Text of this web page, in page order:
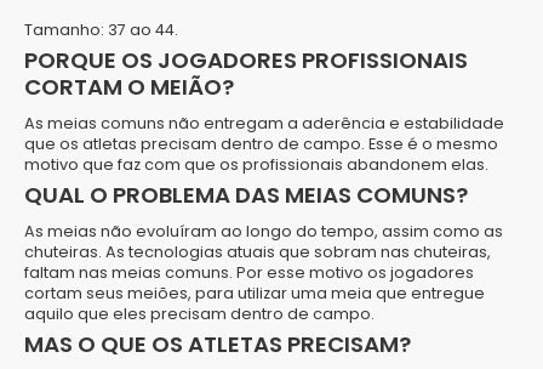
Tamanho: 37 ao 44.
PORQUE OS JOGADORES PROFISSIONAIS
CORTAM O MEIÃO?
As meias comuns não entregam a aderência e estabilidade
que os atletas precisam dentro de campo. Esse é o mesmo
motivo que faz com que os profissionais abandonem elas.
QUAL O PROBLEMA DAS MEIAS COMUNS?
As meias não evoluíram ao longo do tempo, assim como as
chuteiras. As tecnologias atuais que sobram nas chuteiras,
faltam nas meias comuns. Por esse motivo os jogadores
cortam seus meiões, para utilizar uma meia que entregue
aquilo que eles precisam dentro de campo.
MAS O QUE OS ATLETAS PRECISAM?